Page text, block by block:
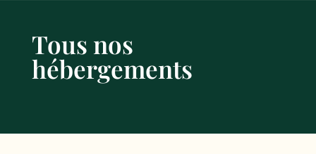
Tous nos
hébergements